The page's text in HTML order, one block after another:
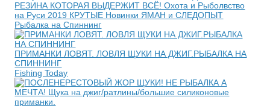
РЕЗИНА КОТОРАЯ ВЫДЕРЖИТ ВСЁ! Охота и Рыболвство
на Руси 2019 КРУТЫЕ Новинки ЯМАН и СЛЕДОПЫТ
Рыбалка на Спиннинг
ПРИМАНКИ ЛОВЯТ. ЛОВЛЯ ЩУКИ НА ДЖИГ.РЫБАЛКА НА
СПИННИНГ
Fishing Today